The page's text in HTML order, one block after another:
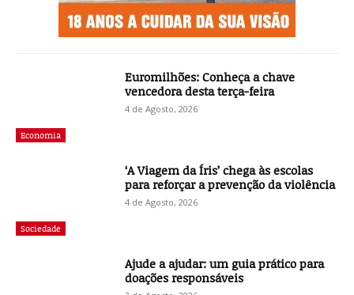
Economia
Euromilhões: Conheça a chave
vencedora desta terça-feira
4 de Agosto, 2026
Sociedade
‘A Viagem da Íris’ chega às escolas
para reforçar a prevenção da violência
4 de Agosto, 2026
Ajude a ajudar: um guia prático para
doações responsáveis